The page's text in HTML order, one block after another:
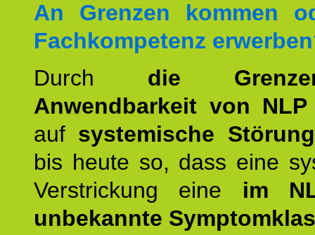
An Grenzen kommen
Fachkompetenz
Durch die
Anwendbarkeit von NLP
auf systemische
bis heute so, dass eine
Verstrickung eine im
unbekannte